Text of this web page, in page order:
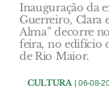
Inauguração da
Guerreiro, Clara
Alma” decorre
feira, no edifício
de Rio Maior.
CULTURA| 06-08-